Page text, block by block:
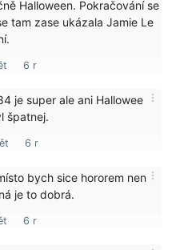
Halloween. Pokračování se
tam zase ukázala Jamie Le
6 r
more_vert
je super ale ani Hallowee
špatnej.
6 r
more_vert
bych sice hororem nen
je to dobrá.
6 r